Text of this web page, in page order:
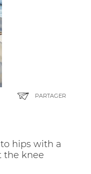
hips with a
the knee
PARTAGER